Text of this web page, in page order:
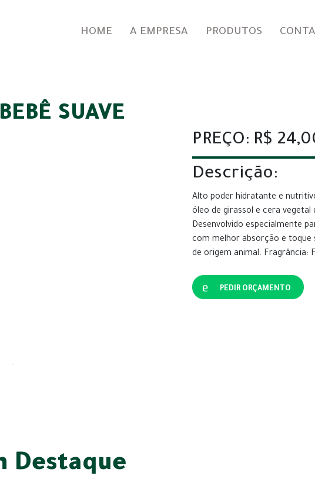
HOME A EMPRESA PRODUTOS
SUAVE
PREÇO: R$
Descrição:
Alto poder hidratante e
óleo de girassol e cera vegetal
Desenvolvido especialmente
com melhor absorção e toque
de origem animal. Fragrância:
PEDIR ORÇAMENTO
Destaque